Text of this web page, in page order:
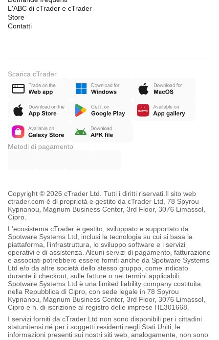
L'ABC di cTrader e cTrader
Store
Contatti
Scarica cTrader
Metodi di pagamento
Copyright © 2026 cTrader Ltd. Tutti i diritti riservati. Il sito web
ctrader.com è di proprietà e gestito da cTrader Ltd, 78 Spyrou
Kyprianou, Magnum Business Center, 3rd Floor, 3076 Limassol,
Cipro.
L'ecosistema cTrader è gestito, sviluppato e supportato da
Spotware Systems Ltd, inclusi la tecnologia su cui si basa la
piattaforma, l'infrastruttura, lo sviluppo software e i servizi
operativi e di assistenza. Alcuni servizi di pagamento, fatturazione
e associati potrebbero essere forniti anche da Spotware Systems
Ltd e/o da altre società dello stesso gruppo, come indicato
durante il checkout, sulle fatture o nei termini applicabili.
Spotware Systems Ltd è una limited liability company costituita
nella Repubblica di Cipro, con sede legale in 78 Spyrou
Kyprianou, Magnum Business Center, 3rd Floor, 3076 Limassol,
Cipro e n. di iscrizione al registro delle imprese HE301668.
I servizi forniti da cTrader Ltd non sono disponibili per i cittadini
statunitensi né per i soggetti residenti negli Stati Uniti; le
informazioni presenti sui nostri siti web, analogamente, non sono